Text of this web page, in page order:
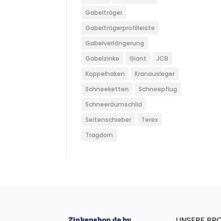
Gabelträger
Gabelträgerprofilleiste
Gabelverlängerung
Gabelzinke
Giant
JCB
Koppelhaken
Kranausleger
Schneeketten
Schneepflug
Schneeräumschild
Seitenschieber
Terex
Tragdorn